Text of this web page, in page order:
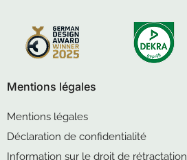
Mentions légales
Mentions légales
Déclaration de confidentialité
Information sur le droit de rétractation